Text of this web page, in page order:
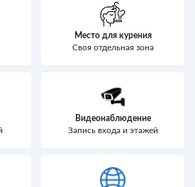
Место для курения
Своя отдельная зона
Видеонаблюдение
Запись входа и этажей